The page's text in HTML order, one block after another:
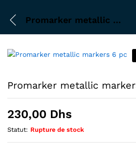
Promarker metallic markers 6 pc
Promarker metallic
230,00 Dhs
Statut: Rupture de stock